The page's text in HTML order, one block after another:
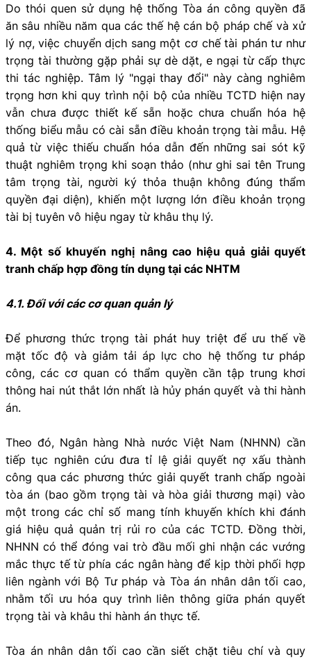
Do thói quen sử dụng hệ thống Tòa án công quyền đã
ăn sâu nhiều năm qua các thế hệ cán bộ pháp chế và xử
lý nợ, việc chuyển dịch sang một cơ chế tài phán tư như
trọng tài thường gặp phải sự dè dặt, e ngại từ cấp thực
thi tác nghiệp. Tâm lý "ngại thay đổi" này càng nghiêm
trọng hơn khi quy trình nội bộ của nhiều TCTD hiện nay
vẫn chưa được thiết kế sẵn hoặc chưa chuẩn hóa hệ
thống biểu mẫu có cài sẵn điều khoản trọng tài mẫu. Hệ
quả từ việc thiếu chuẩn hóa dẫn đến những sai sót kỹ
thuật nghiêm trọng khi soạn thảo (như ghi sai tên Trung
tâm trọng tài, người ký thỏa thuận không đúng thẩm
quyền đại diện), khiến một lượng lớn điều khoản trọng
tài bị tuyên vô hiệu ngay từ khâu thụ lý.
4. Một số khuyến nghị nâng cao hiệu quả giải quyết
tranh chấp hợp đồng tín dụng tại các NHTM
4.1. Đối với các cơ quan quản lý
Để phương thức trọng tài phát huy triệt để ưu thế về
mặt tốc độ và giảm tải áp lực cho hệ thống tư pháp
công, các cơ quan có thẩm quyền cần tập trung khơi
thông hai nút thắt lớn nhất là hủy phán quyết và thi hành
án.
Theo đó, Ngân hàng Nhà nước Việt Nam (NHNN) cần
tiếp tục nghiên cứu đưa tỉ lệ giải quyết nợ xấu thành
công qua các phương thức giải quyết tranh chấp ngoài
tòa án (bao gồm trọng tài và hòa giải thương mại) vào
một trong các chỉ số mang tính khuyến khích khi đánh
giá hiệu quả quản trị rủi ro của các TCTD. Đồng thời,
NHNN có thể đóng vai trò đầu mối ghi nhận các vướng
mắc thực tế từ phía các ngân hàng để kịp thời phối hợp
liên ngành với Bộ Tư pháp và Tòa án nhân dân tối cao,
nhằm tối ưu hóa quy trình liên thông giữa phán quyết
trọng tài và khâu thi hành án thực tế.
Tòa án nhân dân tối cao cần siết chặt tiêu chí và quy